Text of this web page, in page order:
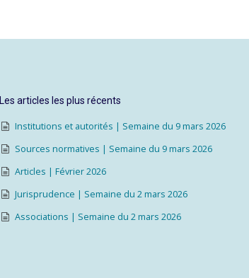
Les articles les plus récents
Institutions et autorités | Semaine du 9 mars 2026
Sources normatives | Semaine du 9 mars 2026
Articles | Février 2026
Jurisprudence | Semaine du 2 mars 2026
Associations | Semaine du 2 mars 2026